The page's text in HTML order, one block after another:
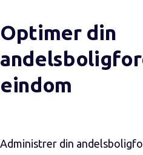
Optimer din
eindom
Administrer din